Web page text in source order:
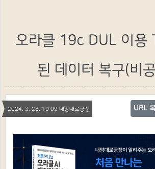
오라클 19c DUL 이
된 데이터 복구(비
2024. 3. 28. 19:09 내맘대로긍정 URL